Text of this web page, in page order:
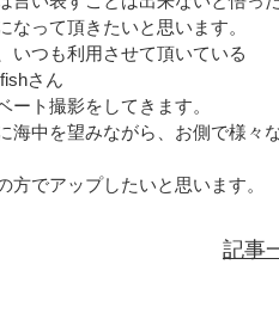
なって頂きたいと思います。
いつも利用させて頂いている
さん
ート撮影をしてきます。
海中を望みながら、お側で様々
方でアップしたいと思います。
記事